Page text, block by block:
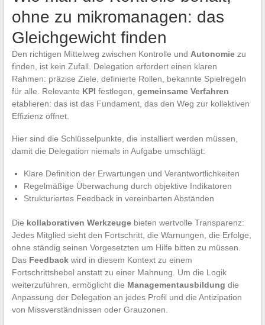
ohne zu mikromanagen: das
Gleichgewicht finden
Den richtigen Mittelweg zwischen Kontrolle und Autonomiezu
finden, ist kein Zufall. Delegation erfordert einen klaren
Rahmen: präzise Ziele, definierte Rollen, bekannte Spielregeln
für alle. Relevante KPI festlegen, gemeinsame Verfahren
etablieren: das ist das Fundament, das den Weg zur kollektiven
Effizienz öffnet.
Hier sind die Schlüsselpunkte, die installiert werden müssen,
damit die Delegation niemals in Aufgabe umschlägt:
Klare Definition der Erwartungen und Verantwortlichkeiten
Regelmäßige Überwachung durch objektive Indikatoren
Strukturiertes Feedback in vereinbarten Abständen
Die kollaborativen Werkzeugebieten wertvolle Transparenz:
Jedes Mitglied sieht den Fortschritt, die Warnungen, die Erfolge,
ohne ständig seinen Vorgesetzten um Hilfe bitten zu müssen.
Das Feedbackwird in diesem Kontext zu einem
Fortschrittshebel anstatt zu einer Mahnung. Um die Logik
weiterzuführen, ermöglicht die Managementausbildung die
Anpassung der Delegation an jedes Profil und die Antizipation
von Missverständnissen oder Grauzonen.